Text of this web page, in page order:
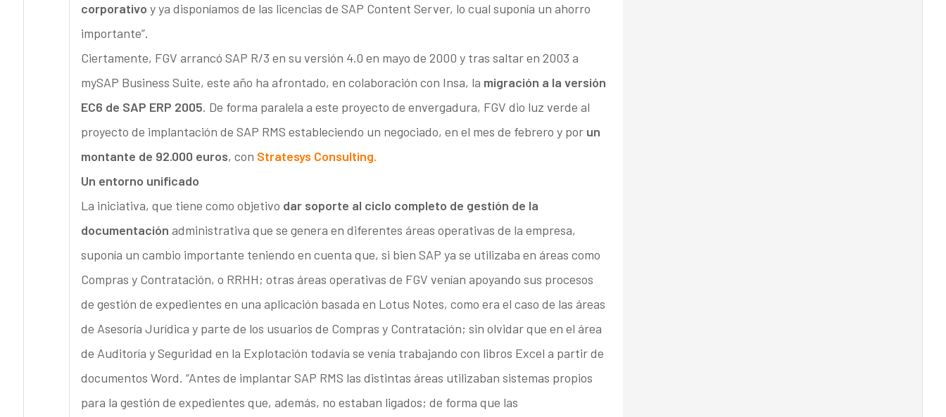
corporativo y ya disponíamos de las licencias de SAP Content Server, lo cual suponía un ahorro
importante”.
Ciertamente, FGV arrancó SAP R/3 en su versión 4.0 en mayo de 2000 y tras saltar en 2003 a
mySAP Business Suite, este año ha afrontado, en colaboración con Insa, la migración a la versión
EC6 de SAP ERP 2005. De forma paralela a este proyecto de envergadura, FGV dio luz verde al
proyecto de implantación de SAP RMS estableciendo un negociado, en el mes de febrero y por un
montante de 92.000 euros, con Stratesys Consulting.
Un entorno unificado
La iniciativa, que tiene como objetivo dar soporte al ciclo completo de gestión de la
documentación administrativa que se genera en diferentes áreas operativas de la empresa,
suponía un cambio importante teniendo en cuenta que, si bien SAP ya se utilizaba en áreas como
Compras y Contratación, o RRHH; otras áreas operativas de FGV venían apoyando sus procesos
de gestión de expedientes en una aplicación basada en Lotus Notes, como era el caso de las áreas
de Asesoría Jurídica y parte de los usuarios de Compras y Contratación; sin olvidar que en el área
de Auditoría y Seguridad en la Explotación todavía se venía trabajando con libros Excel a partir de
documentos Word. “Antes de implantar SAP RMS las distintas áreas utilizaban sistemas propios
para la gestión de expedientes que, además, no estaban ligados; de forma que las